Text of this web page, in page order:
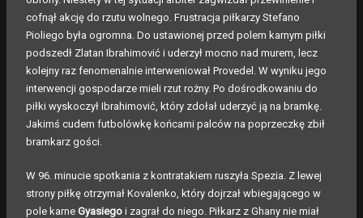
cofnął akcję do rzutu wolnego. Frustracja piłkarzy Stefano
Pioliego była ogromna. Do ustawionej przed polem karnym piłki
podszedł Zlatan Ibrahimović i uderzył mocno nad murem, lecz
kolejny raz fenomenalnie interweniował Provedel. W wyniku jego
interwencji gospodarze mieli rzut rożny. Po dośrodkowaniu do
piłki wyskoczył Ibrahimović, który zdołał uderzyć ją na bramkę.
Jakimś cudem futbolówkę końcami palców na poprzeczkę zbił
bramkarz gości.
W 96. minucie spotkania z kontratakiem ruszyła Spezia. Z lewej
strony piłkę otrzymał Kovalenko, który dojrzał wbiegającego w
pole karne Gyasiego i zagrał do niego. Piłkarz z Ghany nie miał